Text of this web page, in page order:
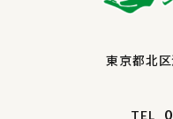
東京都北区
TEL